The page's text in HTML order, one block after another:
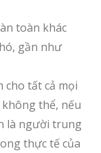
toàn khác
gần như
cho tất cả mọi
thể, nếu
là người trung
thực tế của